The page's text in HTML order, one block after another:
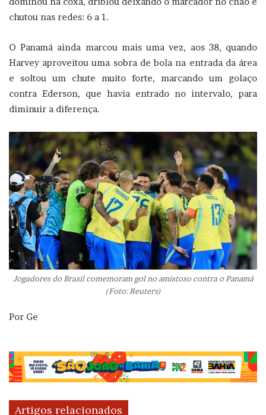
chutou nas redes: 6 a 1.
O Panamá ainda marcou mais uma vez, aos 38, quando
Harvey aproveitou uma sobra de bola na entrada da área
e soltou um chute muito forte, marcando um golaço
contra Ederson, que havia entrado no intervalo, para
diminuir a diferença.
Jogadores do Brasil comemoram gol no amistoso contra o Panamá
(Foto: Reuters)
Por Ge
Artigos relacionados